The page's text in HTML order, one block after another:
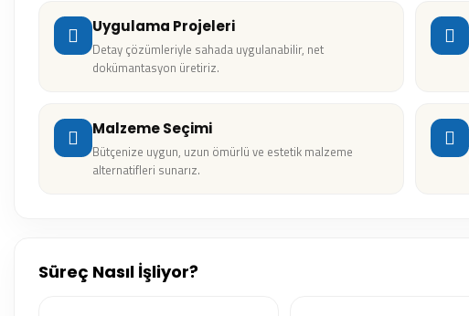
Uygulama Projeleri
Detay çözümleriyle sahada uygulanabilir, net
dokümantasyon üretiriz.
Malzeme Seçimi
Bütçenize uygun, uzun ömürlü ve estetik malzeme
alternatifleri sunarız.
Süreç Nasıl İşliyor?